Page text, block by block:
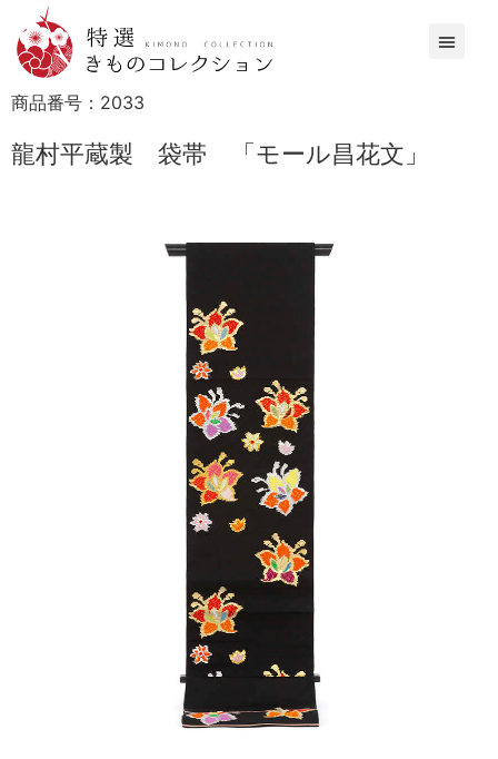
商品番号： 2033
龍村平蔵製 袋帯 「モール昌花文」